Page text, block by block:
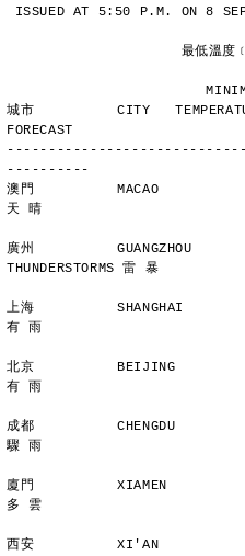
ISSUED AT 5:50 P.M. ON 8
城市          CITY
FORECAST
----------
澳門          MACAO
天 晴
廣州          GUANGZHOU
THUNDERSTORMS 雷 暴
上海          SHANGHAI
有 雨
北京          BEIJING
有 雨
成都          CHENGDU
驟 雨
廈門          XIAMEN
多 雲
西安          XI'AN